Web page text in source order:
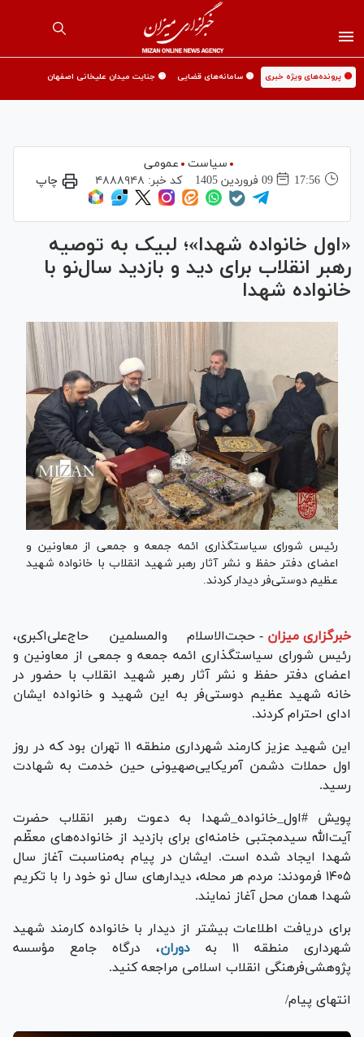
🟡 پرونده‌های ویژه خبری 🟡 سامانه‌های قضایی 🟡 جنایت میدان علیخانی اصفهان
سیاست
عمومی
17:56
09 فروردين 1405 کد خبر: ۴۸۸۸۹۴۸ چاپ
«اول خانواده شهدا»؛ لبیک به توصیه
رهبر انقلاب برای دید و بازدید سال‌نو با
خانواده شهدا
رئیس شورای سیاستگذاری ائمه جمعه و جمعی از معاونین و
اعضای دفتر حفظ و نشر آثار رهبر شهید انقلاب با خانواده شهید
عظیم دوستی‌فر دیدار کردند.
خبرگزاری میزان - حجت‌الاسلام والمسلمین حاج‌علی‌اکبری،
رئیس شورای سیاستگذاری ائمه جمعه و جمعی از معاونین و
اعضای دفتر حفظ و نشر آثار رهبر شهید انقلاب با حضور در
خانه شهید عظیم دوستی‌فر به این شهید و خانواده ایشان
ادای احترام کردند.
‌این شهید عزیز کارمند شهرداری منطقه ۱۱ تهران بود که در روز
اول حملات دشمن آمریکایی‌صهیونی حین خدمت به شهادت
رسید.
‌پویش #اول_خانواده_شهدا به دعوت رهبر انقلاب حضرت
آیت‌الله سیدمجتبی خامنه‌ای برای بازدید از خانواده‌های معظّم
شهدا ایجاد شده است. ایشان در پیام به‌مناسبت آغاز سال
۱۴۰۵ فرمودند: مردم هر محله، دیدار‌های سال نو خود را با تکریم
شهدا همان محل آغاز نمایند.
‌برای دریافت اطلاعات بیشتر از دیدار با خانواده کارمند شهید
شهرداری منطقه ۱۱ به
دوران، درگاه جامع مؤسسه
پژوهشی‌فرهنگی انقلاب اسلامی مراجعه کنید.
‌انتهای پیام/